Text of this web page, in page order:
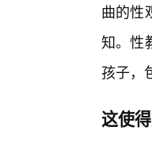
曲的性
知。性
孩子，
这使